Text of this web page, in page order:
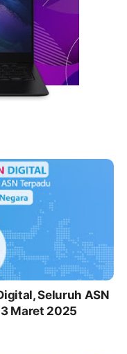
Seluruh ASN
Maret 2025